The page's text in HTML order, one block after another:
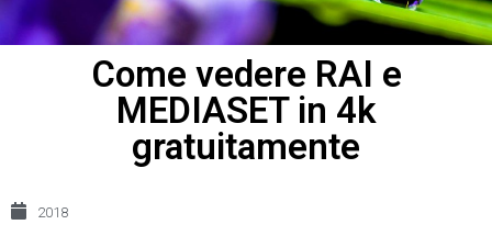
Come vedere RAI e
MEDIASET in 4k
gratuitamente
2018